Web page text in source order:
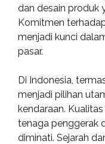
dan desain produk
Komitmen
menjadi kunci
pasar.
Di Indonesia,
menjadi pilihan
kendaraan.
tenaga penggerak
diminati. Sejarah